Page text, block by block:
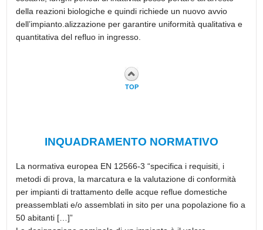
della reazioni biologiche e quindi richiede un nuovo avvio
dell’impianto.alizzazione per garantire uniformità qualitativa e
quantitativa del refluo in ingresso.
TOP
INQUADRAMENTO NORMATIVO
La normativa europea EN 12566-3 “specifica i requisiti, i
metodi di prova, la marcatura e la valutazione di conformità
per impianti di trattamento delle acque reflue domestiche
preassemblati e/o assemblati in sito per una popolazione fio a
50 abitanti […]”